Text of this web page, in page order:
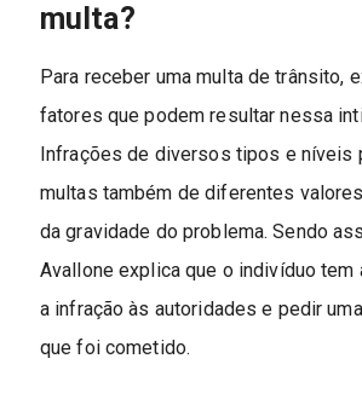
multa?
Para receber uma multa de trânsito,
fatores que podem resultar nessa
Infrações de diversos tipos e níveis
multas também de diferentes
da gravidade do problema. Sendo
Avallone explica que o indivíduo tem
a infração às autoridades e pedir
que foi cometido.